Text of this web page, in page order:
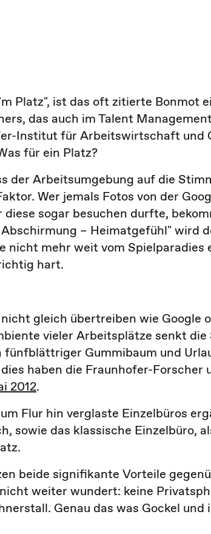
Platz", ist das oft zitierte Bonmot
das auch im Talent
Institut für Arbeitswirtschaft und
für ein Platz?
der Arbeitsumgebung auf die
Wer jemals Fotos von der
sogar besuchen durfte,
– Heimatgefühl" wird
nicht mehr weit vom
hart.
gleich übertreiben wie Google
vieler Arbeitsplätze senkt
Gummibaum und
haben die Fraunhofer-Forscher
2012.
Flur hin verglaste Einzelbüros
sowie das klassische Einzelbüro,
beide signifikante Vorteile
weiter wundert: keine
Genau das was Gockel und